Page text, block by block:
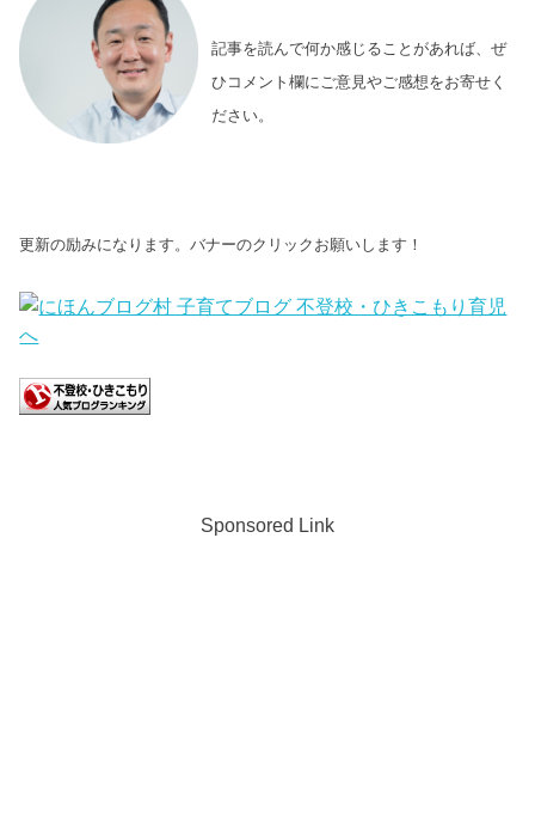
記事を読んで何か感じることがあれば、ぜ
ひコメント欄にご意見やご感想をお寄せく
ださい。
更新の励みになります。バナーのクリックお願いします！
Sponsored Link